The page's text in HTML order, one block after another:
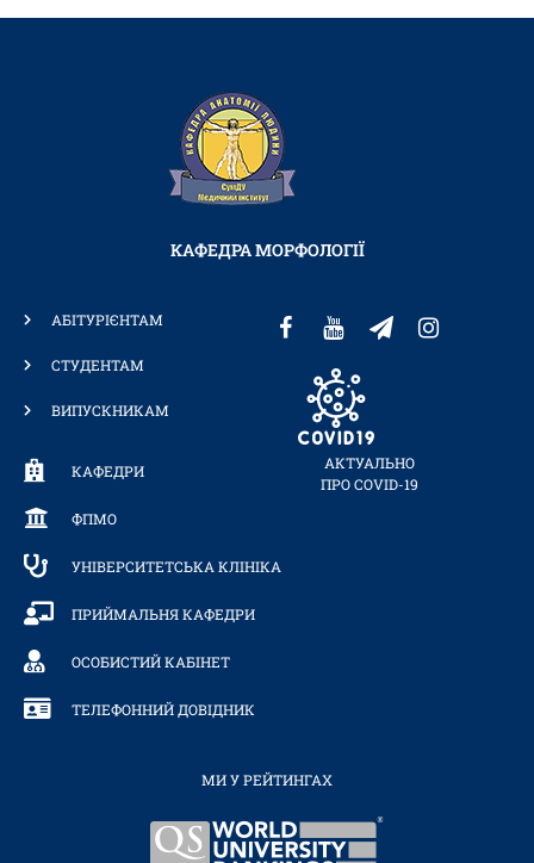
КАФЕДРА МОРФОЛОГІЇ
АБІТУРІЄНТАМ
СТУДЕНТАМ
ВИПУСКНИКАМ
КАФЕДРИ
ФПМО
УНІВЕРСИТЕТСЬКА КЛІНІКА
ПРИЙМАЛЬНЯ КАФЕДРИ
ОСОБИСТИЙ КАБІНЕТ
ТЕЛЕФОННИЙ ДОВІДНИК
АКТУАЛЬНО
ПРО COVID-19
МИ У РЕЙТИНГАХ